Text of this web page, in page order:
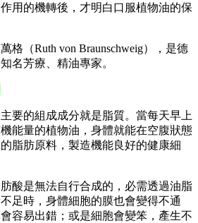
用的機轉後，才明白口服植物油的保
格（Ruth von Braunschweig），是德
名芳療、精油專家。
要的組成成分就是脂質。當每天早上
能量的植物油，身體就能在空腹狀態
脂肪原料，製造機能良好的健康細
肪酸是無法自行合成的，必需透過油脂
足時，身體細胞的膜也會變得不通
容易出錯；或是細胞會變笨，產生不